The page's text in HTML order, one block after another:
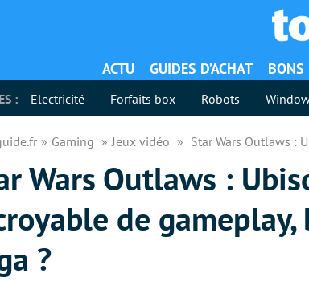
ACTU GUIDES D’ACHAT BONS
: Electricité Forfaits box Robots
Gaming Jeux vidéo Star Wars Outlaws :
Wars Outlaws :
de
?